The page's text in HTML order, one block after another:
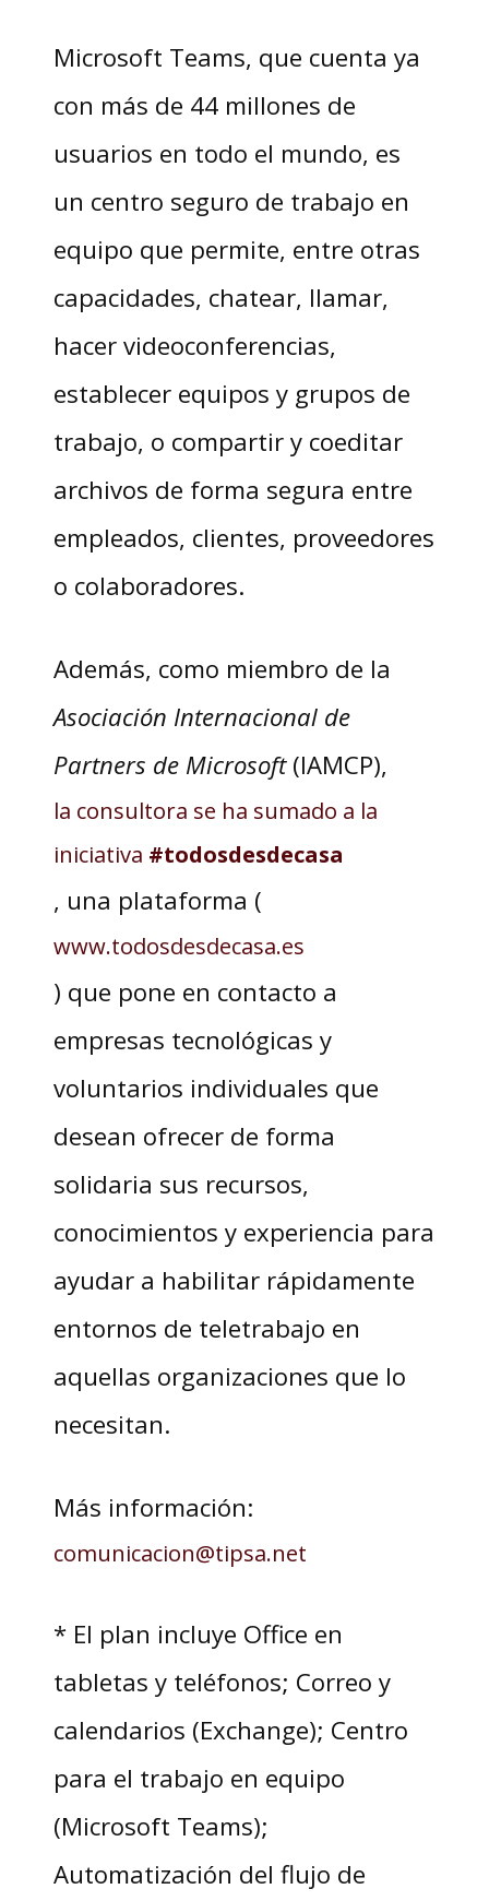
Microsoft Teams, que cuenta ya
con más de 44 millones de
usuarios en todo el mundo, es
un centro seguro de trabajo en
equipo que permite, entre otras
capacidades, chatear, llamar,
hacer videoconferencias,
establecer equipos y grupos de
trabajo, o compartir y coeditar
archivos de forma segura entre
empleados, clientes, proveedores
o colaboradores.
Además, como miembro de la
Asociación Internacional de
Partners de Microsoft(IAMCP),
la consultora se ha sumado a la
iniciativa #todosdesdecasa
, una plataforma (
www.todosdesdecasa.es
) que pone en contacto a
empresas tecnológicas y
voluntarios individuales que
desean ofrecer de forma
solidaria sus recursos,
conocimientos y experiencia para
ayudar a habilitar rápidamente
entornos de teletrabajo en
aquellas organizaciones que lo
necesitan.
Más información:
comunicacion@tipsa.net
* El plan incluye Office en
tabletas y teléfonos; Correo y
calendarios (Exchange); Centro
para el trabajo en equipo
(Microsoft Teams);
Automatización del flujo de